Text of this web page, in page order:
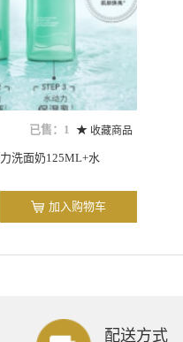
已售：1 收藏商品
洗面奶125ML+水
加入购物车
配送方式